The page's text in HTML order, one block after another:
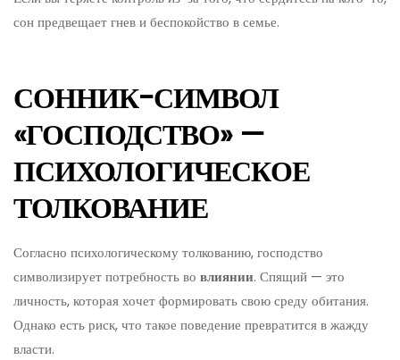
сон предвещает гнев и беспокойство в семье.
СОННИК-СИМВОЛ
«ГОСПОДСТВО» —
ПСИХОЛОГИЧЕСКОЕ
ТОЛКОВАНИЕ
Согласно психологическому толкованию, господство
символизирует потребность во влиянии. Спящий — это
личность, которая хочет формировать свою среду обитания.
Однако есть риск, что такое поведение превратится в жажду
власти.